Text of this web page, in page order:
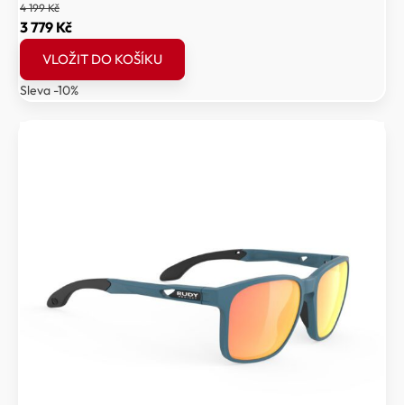
4 199Kč
Původní
cena
byla:
4
3 779 KčAktuální
cena
3
VLOŽIT DO KOŠÍKU
Sleva -10%